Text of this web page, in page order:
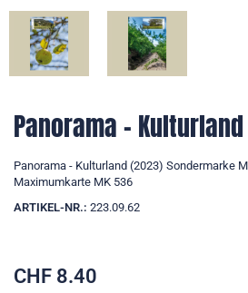
Panorama - Kulturland
Panorama - Kulturland (2023) Sondermarke
Maximumkarte MK 536
ARTIKEL-NR.: 223.09.62
CHF 8.40